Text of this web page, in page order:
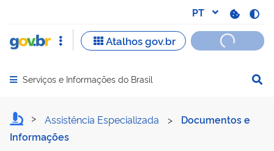
Abrir menu principal de navegação
Serviços e Informações do Brasil
Obter informações sobre
Assistência Especializada >
Documentos e
Informações